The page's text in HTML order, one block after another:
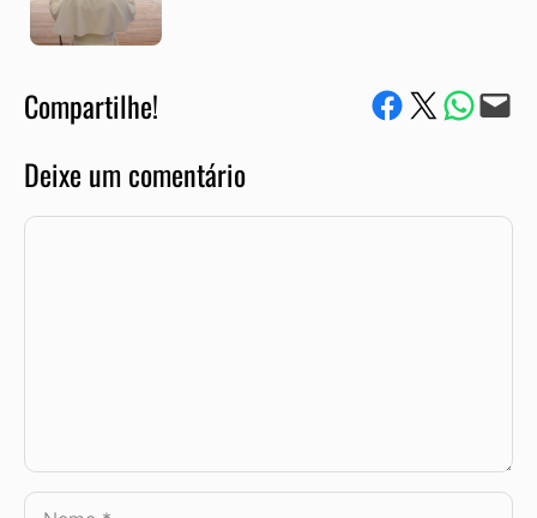
Compartilhe! Compartilhe no Facebook
Compartilhe no Twitter
Compartile via
Envie via e-mail
Deixe um comentário
Comentário
Nome